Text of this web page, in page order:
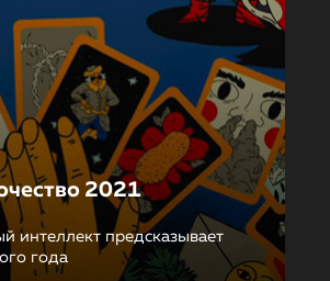
2021
интеллект предсказывает
года